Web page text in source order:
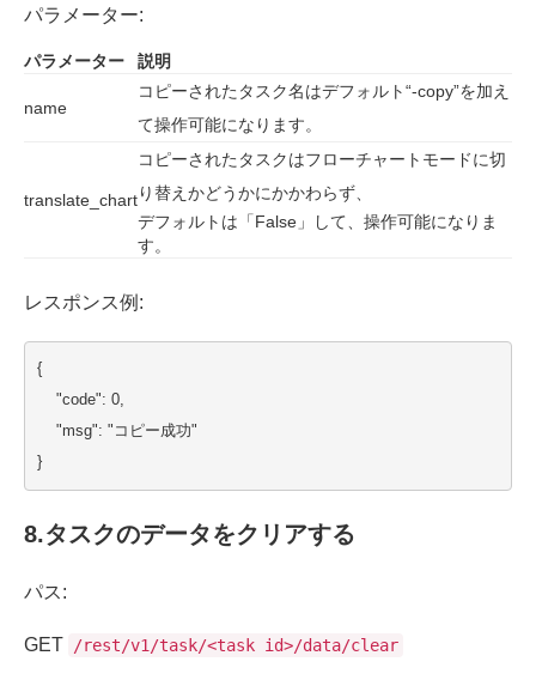
パラメーター:
パラメーター 説明
name
コピーされたタスク名はデフォルト“-copy”を加え
て操作可能になります。
translate_chart
コピーされたタスクはフローチャートモードに切
り替えかどうかにかかわらず、
デフォルトは「False」して、操作可能になりま
す。
レスポンス例:
{
    "code": 0,
    "msg": "コピー成功"
}
8.タスクのデータをクリアする
パス:
GET /rest/v1/task/<task id>/data/clear